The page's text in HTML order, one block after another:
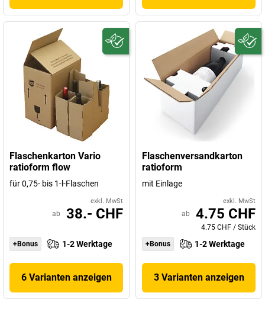
Flaschenkarton Vario
ratioform flow
für 0,75- bis 1-l-Flaschen
exkl. MwSt
ab 38.- CHF
+Bonus 1-2 Werktage
6 Varianten anzeigen
Flaschenversandkarton
ratioform
mit Einlage
exkl. MwSt
ab 4.75 CHF
4.75 CHF / Stück
+Bonus
1-2 Werktage
3 Varianten anzeigen